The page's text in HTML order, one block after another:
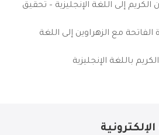
الكريم إلى اللغة الإنجليزية – تحقيق
مع الزهراوين إلى اللغة
باللغة الإنجليزية